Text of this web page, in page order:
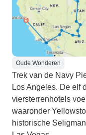
Oude Wonderen
Trek van de Navy
Los Angeles. De elf
viersterrenhotels
waaronder
historische